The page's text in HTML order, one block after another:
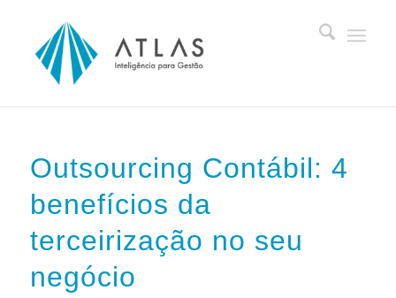
Outsourcing Contábil: 4
benefícios da
terceirização no seu
negócio